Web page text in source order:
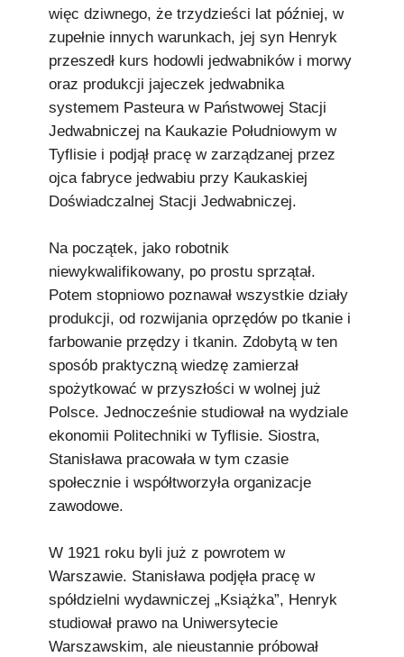
więc dziwnego, że trzydzieści lat później, w
zupełnie innych warunkach, jej syn Henryk
przeszedł kurs hodowli jedwabników i morwy
oraz produkcji jajeczek jedwabnika
systemem Pasteura w Państwowej Stacji
Jedwabniczej na Kaukazie Południowym w
Tyflisie i podjął pracę w zarządzanej przez
ojca fabryce jedwabiu przy Kaukaskiej
Doświadczalnej Stacji Jedwabniczej.
Na początek, jako robotnik
niewykwalifikowany, po prostu sprzątał.
Potem stopniowo poznawał wszystkie działy
produkcji, od rozwijania oprzędów po tkanie i
farbowanie przędzy i tkanin. Zdobytą w ten
sposób praktyczną wiedzę zamierzał
spożytkować w przyszłości w wolnej już
Polsce. Jednocześnie studiował na wydziale
ekonomii Politechniki w Tyflisie. Siostra,
Stanisława pracowała w tym czasie
społecznie i współtworzyła organizacje
zawodowe.
W 1921 roku byli już z powrotem w
Warszawie. Stanisława podjęła pracę w
spółdzielni wydawniczej „Książka”, Henryk
studiował prawo na Uniwersytecie
Warszawskim, ale nieustannie próbował